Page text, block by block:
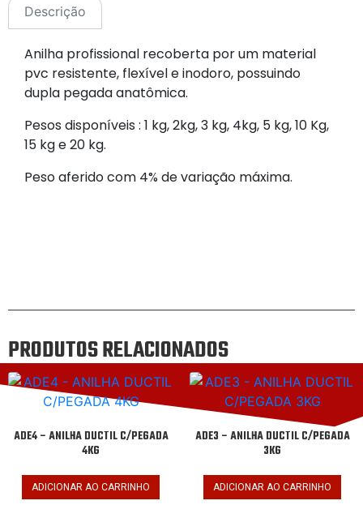
Descrição
Anilha profissional recoberta por um material
pvc resistente, flexível e inodoro, possuindo
dupla pegada anatômica.
Pesos disponíveis : 1 kg, 2kg, 3 kg, 4kg, 5 kg, 10 Kg,
15 kg e 20 kg.
Peso aferido com 4% de variação máxima.
PRODUTOS RELACIONADOS
ADE4 – ANILHA DUCTIL C/PEGADA
4KG
ADICIONAR AO CARRINHO
ADE3 – ANILHA DUCTIL C/PEGADA
3KG
ADICIONAR AO CARRINHO